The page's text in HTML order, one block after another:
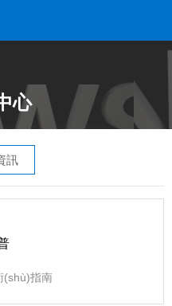
司官網(wǎng)！
心
訊
(shù)指南